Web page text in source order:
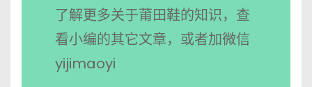
了解更多关于莆田鞋的知识，查
看小编的其它文章，或者加微信
yijimaoyi